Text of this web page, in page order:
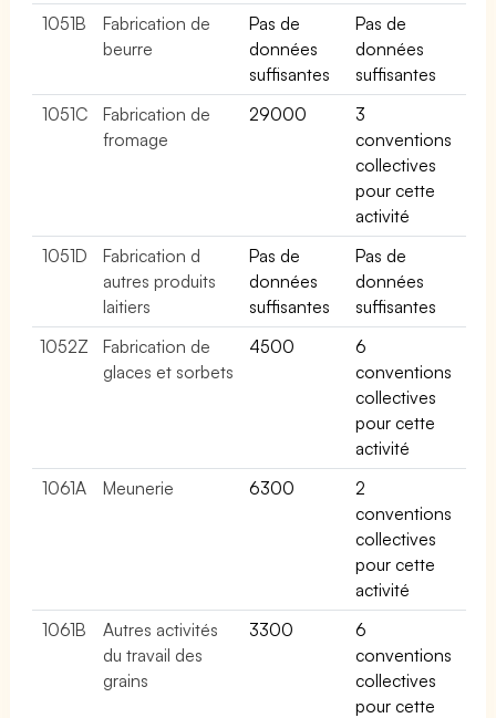
1051B
Fabrication de
beurre
Pas de
données
suffisantes
Pas de
données
suffisantes
1051C
Fabrication de
fromage
29000
3
conventions
collectives
pour cette
activité
1051D
Fabrication d
autres produits
laitiers
Pas de
données
suffisantes
Pas de
données
suffisantes
1052Z
Fabrication de
glaces et sorbets
4500
6
conventions
collectives
pour cette
activité
1061A
Meunerie 6300
2
conventions
collectives
pour cette
activité
1061B
Autres activités
du travail des
grains
3300
6
conventions
collectives
pour cette